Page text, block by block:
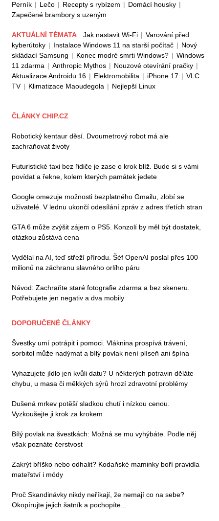
Perník | Lečo | Recepty s rybízem | Domácí housky |
Zapečené brambory s uzeným
AKTUÁLNÍ TÉMATA Jak nastavit Wi-Fi | Varování před
kyberútoky | Instalace Windows 11 na starší počítač | Nový
skládací Samsung | Konec modré smrti Windows? | Windows
11 zdarma | Anthropic Mythos | Nouzové otevírání pračky |
Aktualizace Androidu 16 | Elektromobilita | iPhone 17 | VLC
TV | Klimatizace Maoudegola | Nejlepší Linux
ČLÁNKY CHIP.CZ
Robotický kentaur děsí. Dvoumetrový robot má ale
zachraňovat životy
Futuristické taxi bez řidiče je zase o krok blíž. Bude si s vámi
povídat a řekne, kolem kterých památek jedete
Google omezuje možnosti bezplatného Gmailu, zlobí se
uživatelé. V lednu ukončí odesílání zpráv z adres třetích stran
GTA 6 může zvýšit zájem o PS5. Konzolí by měl být dostatek,
otázkou zůstává cena
Vydělal na AI, teď střeží přírodu. Šéf OpenAI poslal přes 100
milionů na záchranu slavného orlího páru
Návod: Zachraňte staré fotografie zdarma a bez skeneru.
Potřebujete jen negativ a dva mobily
DOPORUČENÉ ČLÁNKY
Švestky umí potrápit i pomoci. Vláknina prospívá trávení,
sorbitol může nadýmat a bílý povlak není plíseň ani špína
Vyhazujete jídlo jen kvůli datu? U některých potravin děláte
chybu, u masa či měkkých sýrů hrozí zdravotní problémy
Dušená mrkev potěší sladkou chutí i nízkou cenou.
Vyzkoušejte ji krok za krokem
Bílý povlak na švestkách: Možná se mu vyhýbáte. Podle něj
však poznáte čerstvost
Zakrýt bříško nebo odhalit? Kodaňské maminky boří pravidla
mateřství i módy
Proč Skandinávky nikdy neříkají, že nemají co na sebe?
Okopírujte jejich šatník a pochopíte...